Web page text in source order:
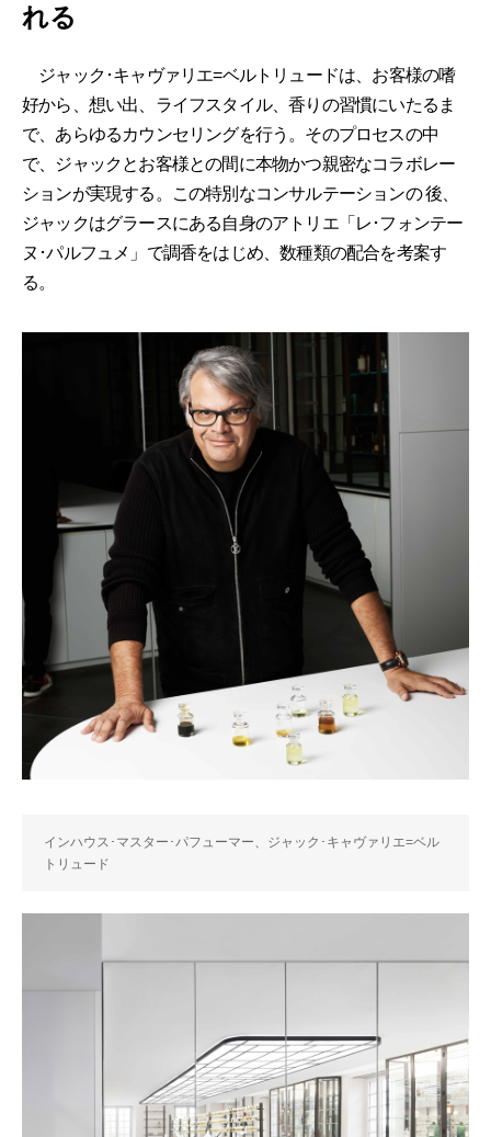
れる
ジャック･キャヴァリエ=ベルトリュードは、お客様の嗜
好から、想い出、ライフスタイル、香りの習慣にいたるま
で、あらゆるカウンセリングを行う。そのプロセスの中
で、ジャックとお客様との間に本物かつ親密なコラボレー
ションが実現する。この特別なコンサルテーションの 後、
ジャックはグラースにある自身のアトリエ「レ･フォンテー
ヌ･パルフュメ」で調香をはじめ、数種類の配合を考案す
る。
インハウス･マスター･パフューマー、ジャック･キャヴァリエ=ベル
トリュード